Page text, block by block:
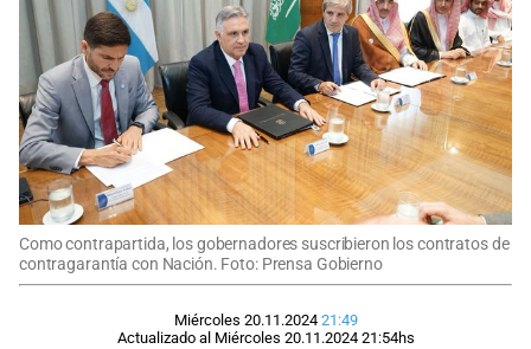
Como contrapartida, los gobernadores suscribieron los contratos de
contragarantía con Nación. Foto: Prensa Gobierno
Miércoles 20.11.2024 21:49
Actualizado al Miércoles 20.11.2024 21:54hs